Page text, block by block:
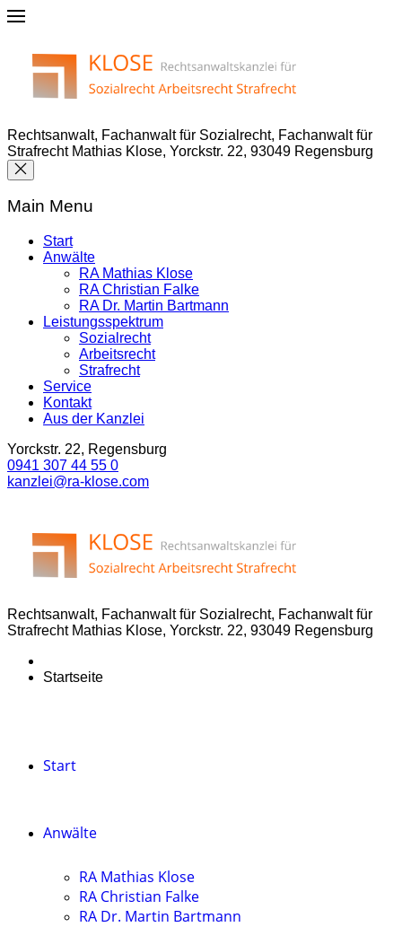
Rechtsanwalt, Fachanwalt für Sozialrecht, Fachanwalt für
Strafrecht Mathias Klose, Yorckstr. 22, 93049 Regensburg
Main Menu
Start
Anwälte
RA Mathias Klose
RA Christian Falke
RA Dr. Martin Bartmann
Leistungsspektrum
Sozialrecht
Arbeitsrecht
Strafrecht
Service
Kontakt
Aus der Kanzlei
Yorckstr. 22, Regensburg
0941 307 44 55 0
kanzlei@ra-klose.com
Rechtsanwalt, Fachanwalt für Sozialrecht, Fachanwalt für
Strafrecht Mathias Klose, Yorckstr. 22, 93049 Regensburg
Startseite
Start
Anwälte
RA Mathias Klose
RA Christian Falke
RA Dr. Martin Bartmann